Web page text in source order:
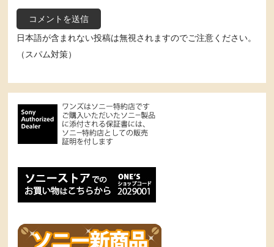
日本語が含まれない投稿は無視されますのでご注意ください。
（スパム対策）